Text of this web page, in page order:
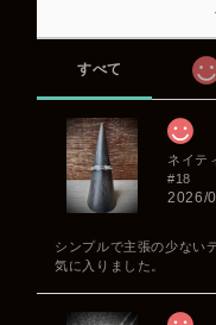
すべて
ネイテ
#18
2026/
シンプルで主張の少ない
気に入りました。